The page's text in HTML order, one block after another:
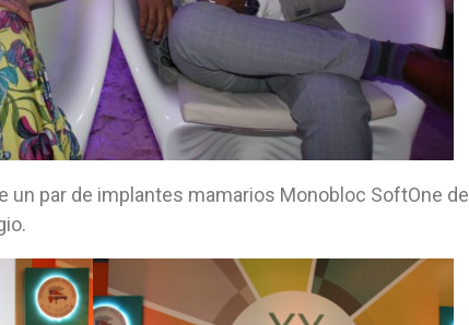
un par de implantes mamarios Monobloc SoftOne de